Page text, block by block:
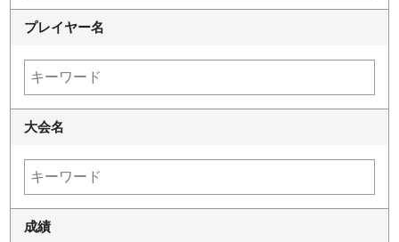
プレイヤー名
大会名
成績